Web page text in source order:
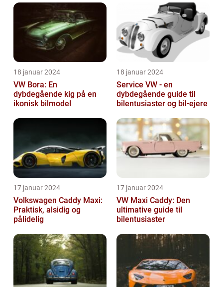
18 januar 2024
VW Bora: En
dybdegående kig på en
ikonisk bilmodel
18 januar 2024
Service VW - en
dybdegående guide til
bilentusiaster og bil-ejere
17 januar 2024
Volkswagen Caddy Maxi:
Praktisk, alsidig og
pålidelig
17 januar 2024
VW Maxi Caddy: Den
ultimative guide til
bilentusiaster